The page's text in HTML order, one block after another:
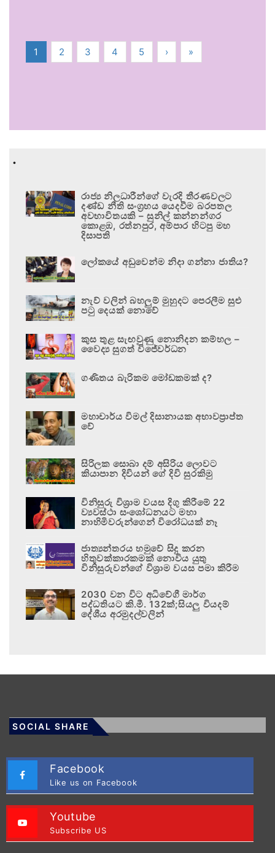
1 2 3 4 5 › »
.
රාජ්‍ය නිලධාරීන්ගේ වැරදි තීරණවලට
දණ්ඩ නීති සංග්‍රහය යෙදවීම බරපතල
අවභාවිතයකි – සුනිල් කන්නන්ගර
කොළඹ, රත්නපුර, අම්පාර හිටපු මහ
දිසාපති
ලෝකයේ අඩුවෙන්ම නිදා ගන්නා ජාතිය?
නැව් වලින් බහලුම් මුහුදට පෙරලීම සුළු
පටු දෙයක් නොවේ
කුස තුළ සැඟවුණු නොනිදන කම්හල –
වෛද්‍ය සුගත් විජේවර්ධන
ගණිතය බැරිකම මෝඩකමක් ද?
මහාචාර්ය විමල් දිසානායක අභාවප්‍රාප්ත
වේ
සිරිලක සොබා දම් අසිරිය ලොවට
කියාපාන දිවියන් ගේ දිවි සුරකිමු
විනිසුරු විශ්‍රාම වයස දිගු කිරීමේ 22
ව්‍යවස්ථා සංශෝධනයට මහා
නාහිමිවරුන්ගෙන් විරෝධයක් නෑ
ජාත්‍යන්තරය හමුවේ සිදු කරන
හිතුවක්කාරකමක් නොවිය යුතු
විනිසුරුවන්ගේ විශ්‍රාම වයස පමා කිරීම
2030 වන විට අධිවේගී මාර්ග
පද්ධතියට කි.මී. 132ක්;සියලු වියදම්
දේශීය අරමුදල්වලින්
SOCIAL SHARE
Facebook
Like us on Facebook
Youtube
Subscribe US